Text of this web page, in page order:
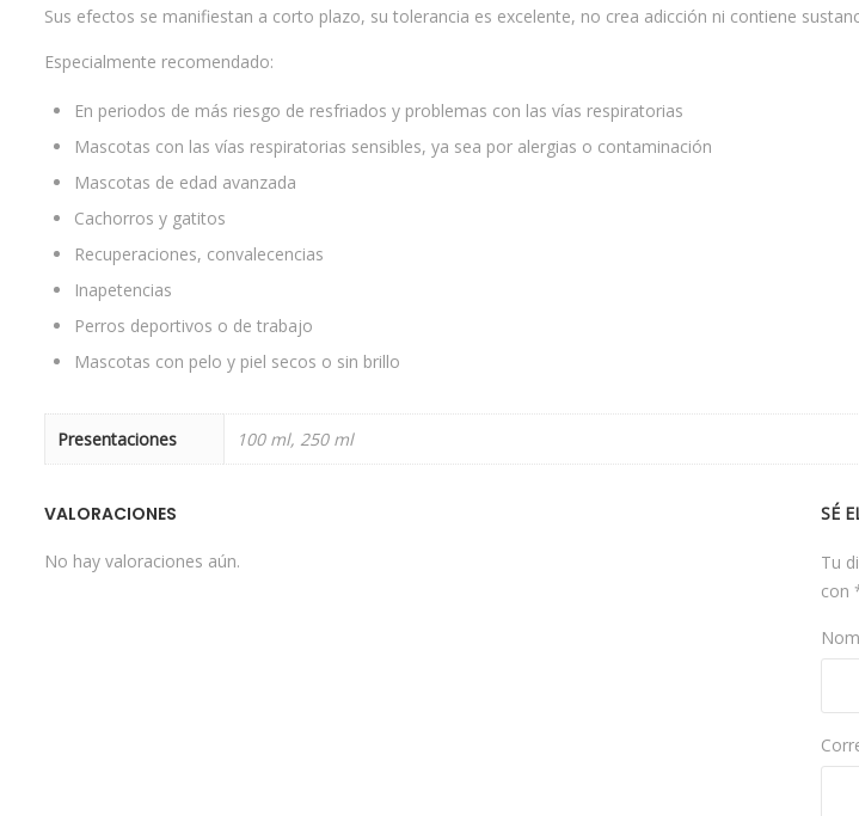
Sus efectos se manifiestan a corto plazo, su tolerancia es excelente, no crea adicción ni contiene
Especialmente recomendado:
En periodos de más riesgo de resfriados y problemas con las vías respiratorias
Mascotas con las vías respiratorias sensibles, ya sea por alergias o contaminación
Mascotas de edad avanzada
Cachorros y gatitos
Recuperaciones, convalecencias
Inapetencias
Perros deportivos o de trabajo
Mascotas con pelo y piel secos o sin brillo
Presentaciones 100 ml, 250 ml
VALORACIONES
No hay valoraciones aún.
SÉ
Tu
con